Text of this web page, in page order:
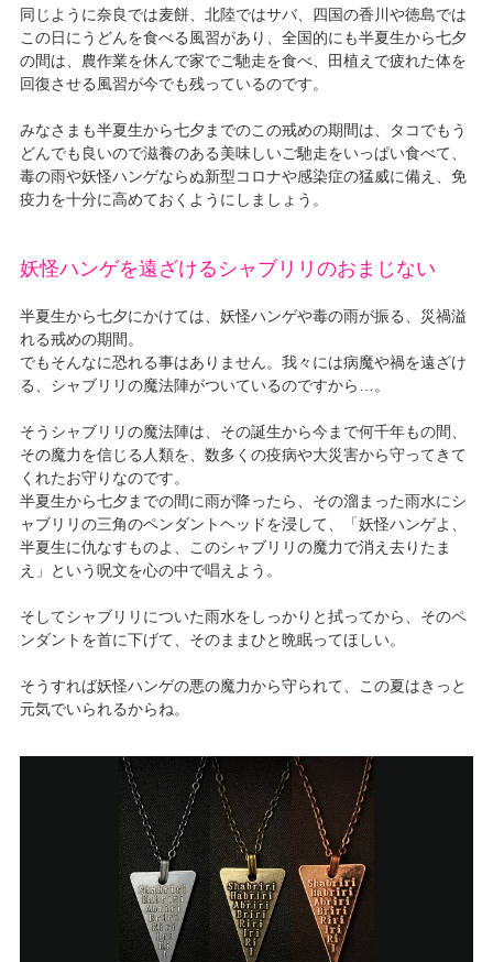
同じように奈良では麦餅、北陸ではサバ、四国の香川や徳島では
この日にうどんを食べる風習があり、全国的にも半夏生から七夕
の間は、農作業を休んで家でご馳走を食べ、田植えで疲れた体を
回復させる風習が今でも残っているのです。
みなさまも半夏生から七夕までのこの戒めの期間は、タコでもう
どんでも良いので滋養のある美味しいご馳走をいっぱい食べて、
毒の雨や妖怪ハンゲならぬ新型コロナや感染症の猛威に備え、免
疫力を十分に高めておくようにしましょう。
妖怪ハンゲを遠ざけるシャブリリのおまじない
半夏生から七夕にかけては、妖怪ハンゲや毒の雨が振る、災禍溢
れる戒めの期間。
でもそんなに恐れる事はありません。我々には病魔や禍を遠ざけ
る、シャブリリの魔法陣がついているのですから…。
そうシャブリリの魔法陣は、その誕生から今まで何千年もの間、
その魔力を信じる人類を、数多くの疫病や大災害から守ってきて
くれたお守りなのです。
半夏生から七夕までの間に雨が降ったら、その溜まった雨水にシ
ャブリリの三角のペンダントヘッドを浸して、「妖怪ハンゲよ、
半夏生に仇なすものよ、このシャブリリの魔力で消え去りたま
え」という呪文を心の中で唱えよう。
そしてシャブリリについた雨水をしっかりと拭ってから、そのペ
ンダントを首に下げて、そのままひと晩眠ってほしい。
そうすれば妖怪ハンゲの悪の魔力から守られて、この夏はきっと
元気でいられるからね。